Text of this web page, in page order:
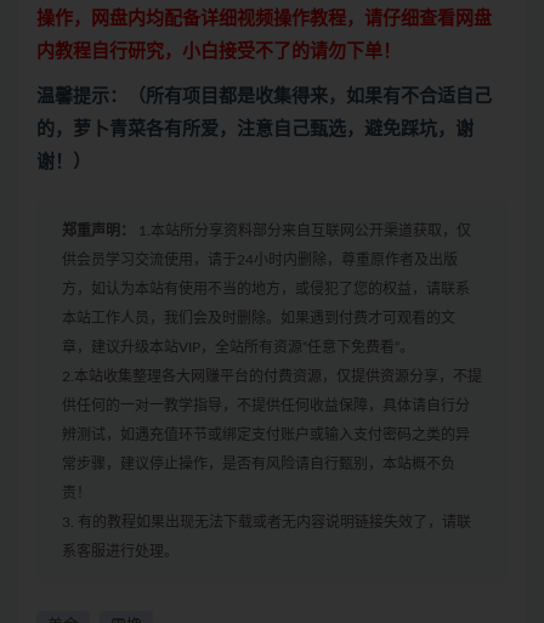
操作，网盘内均配备详细视频操作教程，请仔细查看网盘
内教程自行研究，小白接受不了的请勿下单！
温馨提示：（所有项目都是收集得来，如果有不合适自己
的，萝卜青菜各有所爱，注意自己甄选，避免踩坑，谢
谢！）
郑重声明：
1.本站所分享资料部分来自互联网公开渠道获取，仅
供会员学习交流使用，请于24小时内删除，尊重原作者及出版
方，如认为本站有使用不当的地方，或侵犯了您的权益，请联系
本站工作人员，我们会及时删除。如果遇到付费才可观看的文
章，建议升级本站VIP，全站所有资源“任意下免费看”。
2.本站收集整理各大网赚平台的付费资源，仅提供资源分享，不提
供任何的一对一教学指导，不提供任何收益保障，具体请自行分
辨测试，如遇充值环节或绑定支付账户或输入支付密码之类的异
常步骤，建议停止操作，是否有风险请自行甄别，本站概不负
责！
3. 有的教程如果出现无法下载或者无内容说明链接失效了，请联
系客服进行处理。